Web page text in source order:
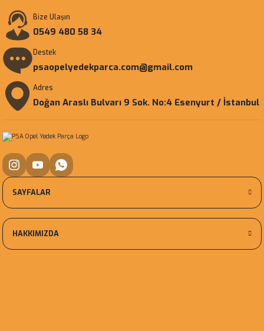
Bize Ulaşın
0549 480 58 34
Destek
psaopelyedekparca.com@gmail.com
Adres
Doğan Araslı Bulvarı 9 Sok. No:4 Esenyurt / İstanbul
SAYFALAR
HAKKIMIZDA